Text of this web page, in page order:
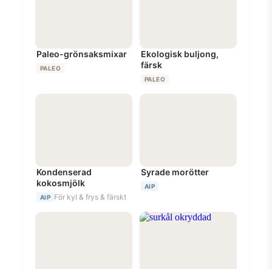
Paleo-grönsaksmixar
PALEO
Ekologisk buljong,
färsk
PALEO
Kondenserad
kokosmjölk
AIP För kyl & frys & färskt
Syrade morötter
AIP